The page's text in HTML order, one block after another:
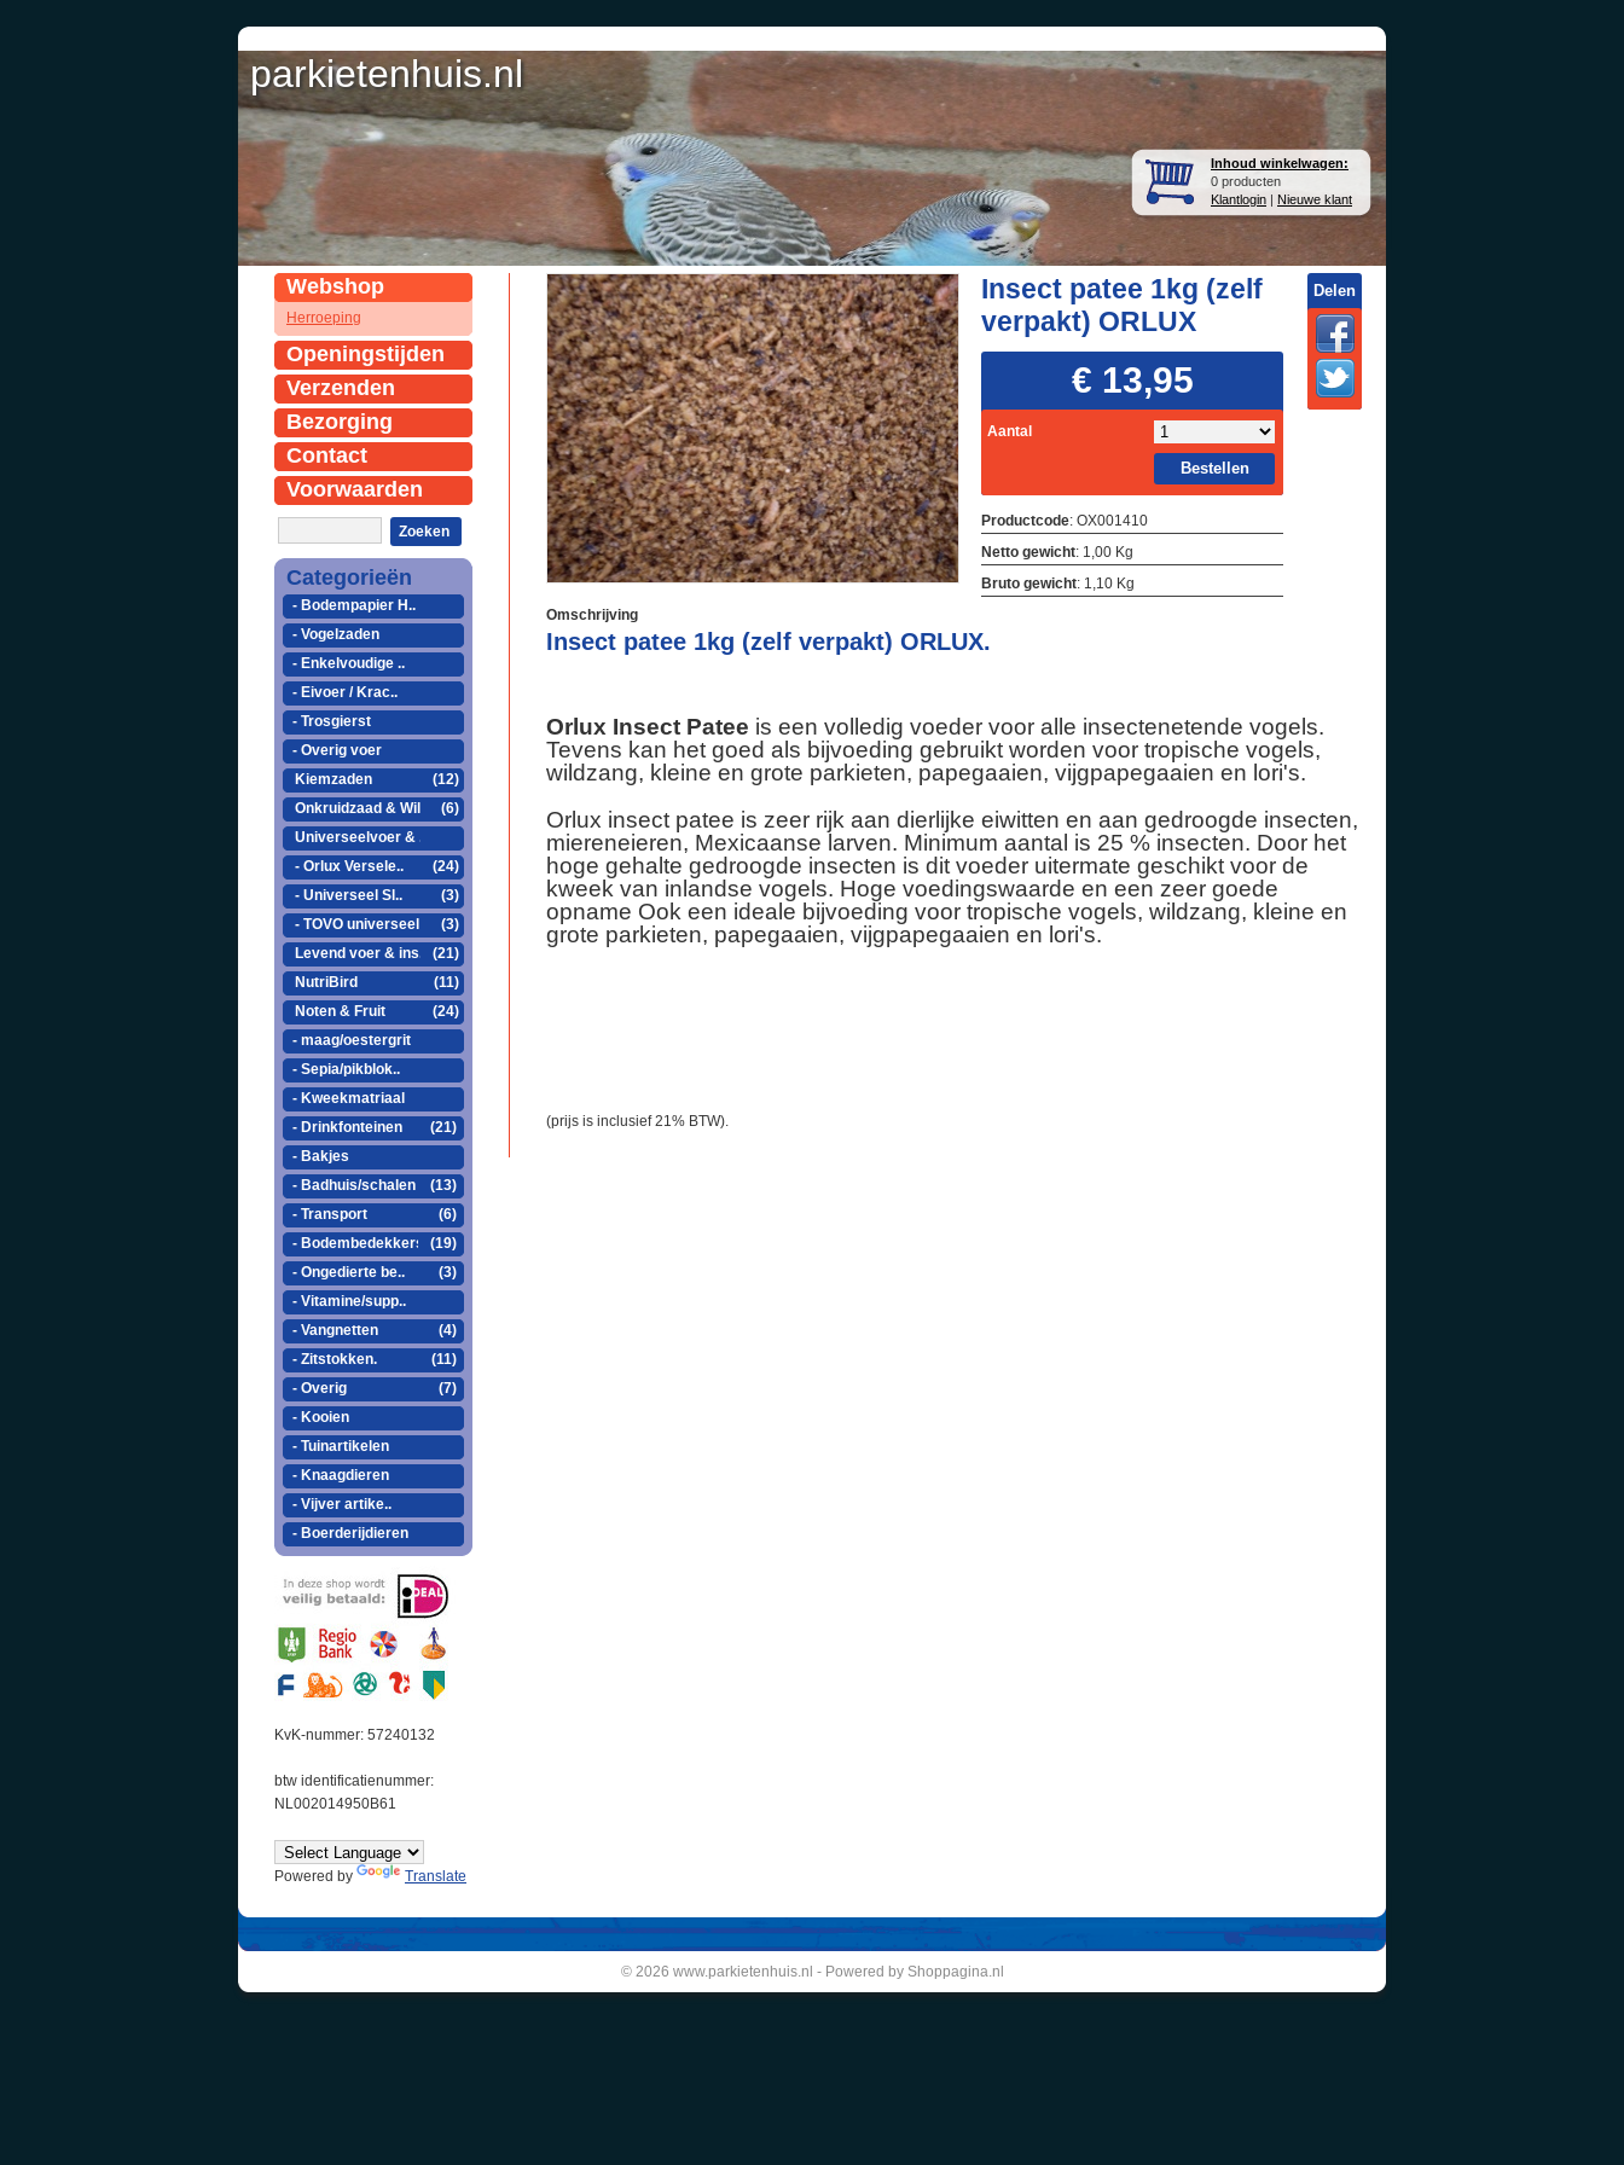
Inhoud winkelwagen:
0 producten
Klantlogin | Nieuwe klant
parkietenhuis.nl
Webshop
Herroeping
Openingstijden
Verzenden
Bezorging
Contact
Voorwaarden
Zoeken
Categorieën
- Bodempapier H..
- Vogelzaden
- Enkelvoudige ..
- Eivoer / Krac..
- Trosgierst
- Overig voer
Kiemzaden
(12)
Onkruidzaad & Wil..
(6)
Universeelvoer & ..
- Orlux Versele..
(24)
- Universeel Sl..
(3)
- TOVO universeel
(3)
Levend voer & ins..
(21)
NutriBird
(11)
Noten & Fruit
(24)
- maag/oestergrit
- Sepia/pikblok..
- Kweekmatriaal
- Drinkfonteinen
(21)
- Bakjes
- Badhuis/schalen
(13)
- Transport
(6)
- Bodembedekkers
(19)
- Ongedierte be..
(3)
- Vitamine/supp..
- Vangnetten
(4)
- Zitstokken.
(11)
- Overig
(7)
- Kooien
- Tuinartikelen
- Knaagdieren
- Vijver artike..
- Boerderijdieren
KvK-nummer: 57240132
btw identificatienummer:
NL002014950B61
Powered by Translate
Insect patee 1kg (zelf
verpakt) ORLUX
€ 13,95
Aantal
Bestellen
Productcode: OX001410
Netto gewicht: 1,00 Kg
Bruto gewicht: 1,10 Kg
Delen
Omschrijving
Insect patee 1kg (zelf verpakt) ORLUX.
Orlux Insect Patee is een volledig voeder voor alle insectenetende vogels.
Tevens kan het goed als bijvoeding gebruikt worden voor tropische vogels,
wildzang, kleine en grote parkieten, papegaaien, vijgpapegaaien en lori's.
Orlux insect patee is zeer rijk aan dierlijke eiwitten en aan gedroogde insecten,
miereneieren, Mexicaanse larven. Minimum aantal is 25 % insecten. Door het
hoge gehalte gedroogde insecten is dit voeder uitermate geschikt voor de
kweek van inlandse vogels. Hoge voedingswaarde en een zeer goede
opname Ook een ideale bijvoeding voor tropische vogels, wildzang, kleine en
grote parkieten, papegaaien, vijgpapegaaien en lori's.
(prijs is inclusief 21% BTW).
© 2026 www.parkietenhuis.nl - Powered by Shoppagina.nl